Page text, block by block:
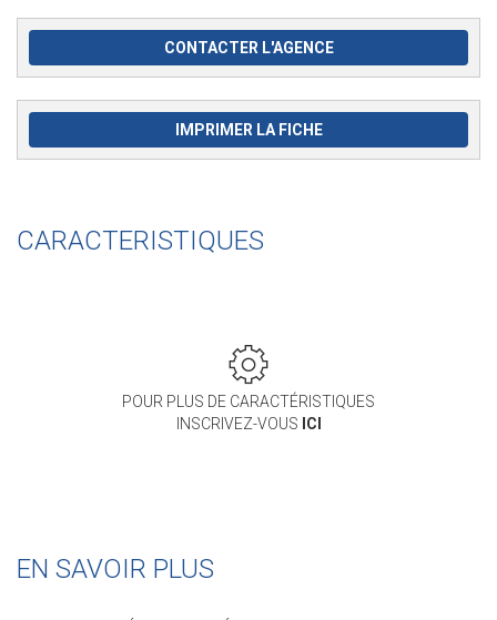
CONTACTER L'AGENCE
IMPRIMER LA FICHE
CARACTERISTIQUES
POUR PLUS DE CARACTÉRISTIQUES
INSCRIVEZ-VOUS ICI
EN SAVOIR PLUS